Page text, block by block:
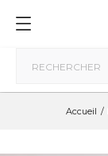
Accueil